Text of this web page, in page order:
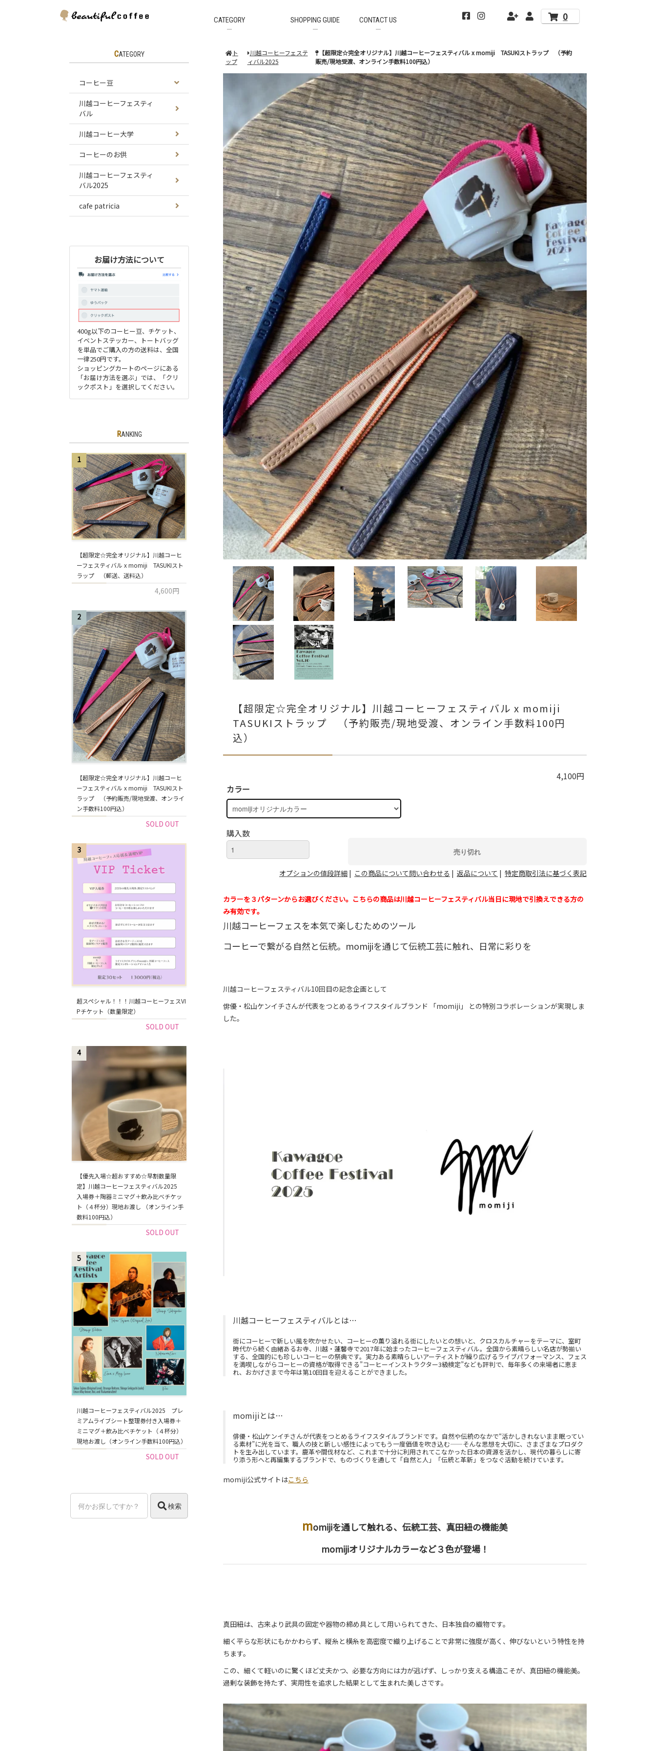
CATEGORY
川越コーヒーフェスティバル
川越コーヒーフェスティバル2025
SHOPPING GUIDE CONTACT US 0
ト
ップ
川越コーヒーフェステ
ィバル2025
【超限定☆完全オリジナル】川越コーヒーフェスティバル x momiji TASUKIストラップ （予約
販売/現地受渡、オンライン手数料100円込）
【超限定☆完全オリジナル】川越コーヒーフェスティバル x momiji
TASUKIストラップ （予約販売/現地受渡、オンライン手数料100円
込）
4,100円
カラー
購入数
オプションの値段詳細 | この商品について問い合わせる | 返品について | 特定商取引法に基づく表記
カラーを３パターンからお選びください。こちらの商品は川越コーヒーフェスティバル当日に現地で引換えできる方の
み有効です。
川越コーヒーフェスを本気で楽しむためのツール
コーヒーで繋がる自然と伝統。momijiを通じて伝統工芸に触れ、日常に彩りを
川越コーヒーフェスティバル10回目の記念企画として
俳優・松山ケンイチさんが代表をつとめるライフスタイルブランド 「momiji」 との特別コラボレーションが実現しま
した。
川越コーヒーフェスティバルとは…
街にコーヒーで新しい風を吹かせたい、コーヒーの薫り溢れる街にしたいとの想いと、クロスカルチャーをテーマに、室町
時代から続く由緒あるお寺、川越・蓮馨寺で2017年に始まったコーヒーフェスティバル。全国から素晴らしい名店が勢揃い
する、全国的にも珍しいコーヒーの祭典です。実力ある素晴らしいアーティストが繰り広げるライブパフォーマンス、フェス
を満喫しながらコーヒーの資格が取得できる”コーヒーインストラクター3級検定”なども評判で、毎年多くの来場者に恵ま
れ、おかげさまで今年は第10回目を迎えることができました。
momijiとは…
俳優・松山ケンイチさんが代表をつとめるライフスタイルブランドです。自然や伝統のなかで“活かしきれないまま眠ってい
る素材”に光を当て、職人の技と新しい感性によってもう一度価値を吹き込む——そんな思想を大切に、さまざまなプロダク
トを生み出しています。鹿革や間伐材など、これまで十分に利用されてこなかった日本の資源を活かし、現代の暮らしに寄
り添う形へと再編集するブランドで、ものづくりを通して「自然と人」「伝統と革新」をつなぐ活動を続けています。
momiji公式サイトはこちら
momijiを通して触れる、伝統工芸、真田紐の機能美
momijiオリジナルカラーなど３色が登場！
真田紐は、古来より武具の固定や器物の締め具として用いられてきた、日本独自の織物です。
細く平らな形状にもかかわらず、縦糸と横糸を高密度で織り上げることで非常に強度が高く、伸びないという特性を持
ちます。
この、細くて軽いのに驚くほど丈夫かつ、必要な方向には力が逃げず、しっかり支える構造こそが、真田紐の機能美。
過剰な装飾を持たず、実用性を追求した結果として生まれた美しさです。
CATEGORY
コーヒー豆
川越コーヒーフェスティ
バル
川越コーヒー大学
コーヒーのお供
川越コーヒーフェスティ
バル2025
cafe patricia
お届け方法について
400g以下のコーヒー豆、チケット、
イベントステッカー、トートバッグ
を単品でご購入の方の送料は、全国
一律250円です。
ショッピングカートのページにある
「お届け方法を選ぶ」では、「クリ
ックポスト」を選択してください。
RANKING
1
【超限定☆完全オリジナル】川越コーヒ
ーフェスティバル x momiji TASUKIスト
ラップ （郵送、送料込）
4,600円
2
【超限定☆完全オリジナル】川越コーヒ
ーフェスティバル x momiji TASUKIスト
ラップ （予約販売/現地受渡、オンライ
ン手数料100円込）
SOLD OUT
3
超スペシャル！！！川越コーヒーフェスVI
Pチケット（数量限定）
SOLD OUT
4
【優先入場☆超おすすめ☆早割数量限
定】川越コーヒーフェスティバル2025
入場券＋陶器ミニマグ＋飲み比べチケッ
ト（４杯分）現地お渡し （オンライン手
数料100円込）
SOLD OUT
5
川越コーヒーフェスティバル2025 プレ
ミアムライブシート整理券付き入場券＋
ミニマグ＋飲み比べチケット（４杯分）
現地お渡し（オンライン手数料100円込）
SOLD OUT
検索